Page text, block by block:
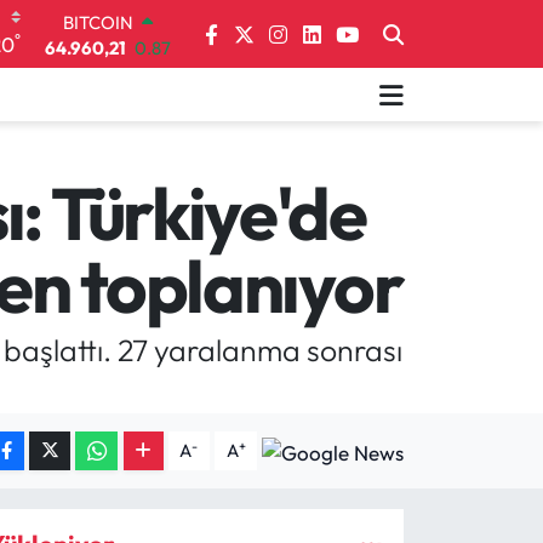
°
DOLAR
47,7436
0.18
6648.99 2.59
BİST100
Türkiye'de
toplanıyor
27 yaralanma sonrası
A- A+